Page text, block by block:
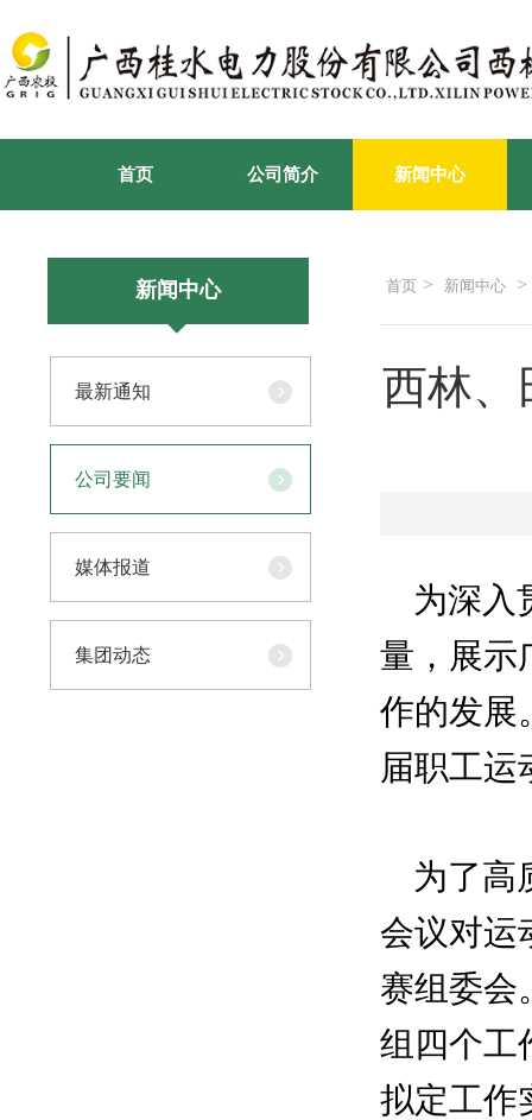
首页 公司简介 新闻中心
新闻中心
最新通知
公司要闻
媒体报道
集团动态
首页 > 新闻中心 >
西林、
为深入
量，展示
作的发展
届职工运
为了高
会议对运
赛组委会
组四个工
拟定工作